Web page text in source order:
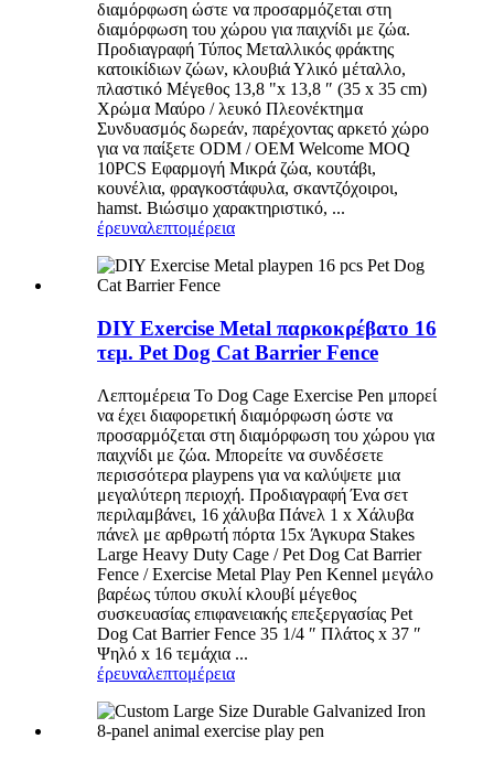
διαμόρφωση ώστε να προσαρμόζεται στη
διαμόρφωση του χώρου για παιχνίδι με ζώα.
Προδιαγραφή Τύπος Μεταλλικός φράκτης
κατοικίδιων ζώων, κλουβιά Υλικό μέταλλο,
πλαστικό Μέγεθος 13,8 "x 13,8 ″ (35 x 35 cm)
Χρώμα Μαύρο / λευκό Πλεονέκτημα
Συνδυασμός δωρεάν, παρέχοντας αρκετό χώρο
για να παίξετε ODM / OEM Welcome MOQ
10PCS Εφαρμογή Μικρά ζώα, κουτάβι,
κουνέλια, φραγκοστάφυλα, σκαντζόχοιροι,
hamst. Βιώσιμο χαρακτηριστικό, ...
έρευναλεπτομέρεια
DIY Exercise Metal παρκοκρέβατο 16
τεμ. Pet Dog Cat Barrier Fence
Λεπτομέρεια Το Dog Cage Exercise Pen μπορεί
να έχει διαφορετική διαμόρφωση ώστε να
προσαρμόζεται στη διαμόρφωση του χώρου για
παιχνίδι με ζώα. Μπορείτε να συνδέσετε
περισσότερα playpens για να καλύψετε μια
μεγαλύτερη περιοχή. Προδιαγραφή Ένα σετ
περιλαμβάνει, 16 χάλυβα Πάνελ 1 x Χάλυβα
πάνελ με αρθρωτή πόρτα 15x Άγκυρα Stakes
Large Heavy Duty Cage / Pet Dog Cat Barrier
Fence / Exercise Metal Play Pen Kennel μεγάλο
βαρέως τύπου σκυλί κλουβί μέγεθος
συσκευασίας επιφανειακής επεξεργασίας Pet
Dog Cat Barrier Fence 35 1/4 ″ Πλάτος x 37 ″
Ψηλό x 16 τεμάχια ...
έρευναλεπτομέρεια